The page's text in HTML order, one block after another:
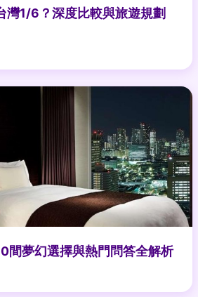
灣1/6？深度比較與旅遊規劃
間夢幻選擇與熱門問答全解析